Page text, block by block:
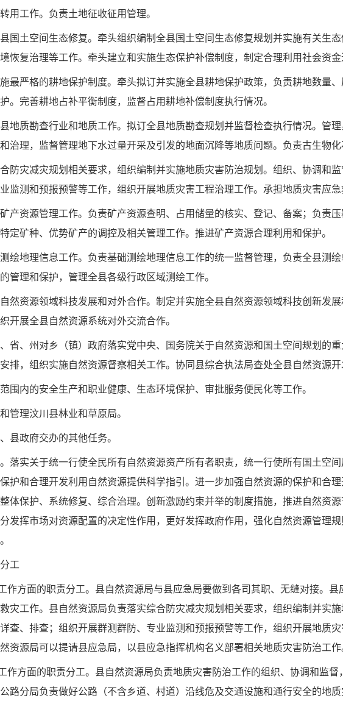
用工作。负责土地征收征用管理。
县国土空间生态修复。牵头组织编制全县国土空间生态修复规划并实施有关生
恢复治理等工作。牵头建立和实施生态保护补偿制度，制定合理利用社会资
施最严格的耕地保护制度。牵头拟订并实施全县耕地保护政策，负责耕地数量
。完善耕地占补平衡制度，监督占用耕地补偿制度执行情况。
县地质勘查行业和地质工作。拟订全县地质勘查规划并监督检查执行情况。管
治理，监督管理地下水过量开采及引发的地面沉降等地质问题。负责古生物化
合防灾减灾规划相关要求，组织编制并实施地质灾害防治规划。组织、协调和
监测和预报预警等工作，组织开展地质灾害工程治理工作。承担地质灾害应急
矿产资源管理工作。负责矿产资源查明、占用储量的核实、登记、备案；负责
定矿种、优势矿产的调控及相关管理工作。推进矿产资源合理利用和保护。
测绘地理信息工作。负责基础测绘地理信息工作的统一监督管理，负责全县测
管理和保护，管理全县各级行政区域测绘工作。
自然资源领域科技发展和对外合作。制定并实施全县自然资源领域科技创新发
开展全县自然资源系统对外交流合作。
、省、州对乡（镇）政府落实党中央、国务院关于自然资源和国土空间规划的
排，组织实施自然资源督察相关工作。协同 县综合执法局查处全县自然资源开
围内的安全生产和职业健康、生态环境保护、 审批服务便民化等工作。
管理汶川县林业和草原局。
、 县政府交办的其他任务。
。落实关于统一行使全民所有自然资源资产所有者职责，统一行使所有国土空
护和合理开发利用自然资源提供科学指引。进一步加强自然资源的保护和合
体保护、系统修复、综合治理。创新激励约束并举的制度措施，推进自然资
发挥市场对资源配置的决定性作用，更好发挥政府作用，强化自然资源管理
工
作方面的职责分工。 县自然资源局与县应急局要做到各司其职、无缝对接。 县
灾工作。 县自然资源局负责落实综合防灾减灾规划相关要求，组织编制并实
查、排查；组织开展群测群防、专业监测和预报预警等工作，组织开展地质
资源局可以提请县应急局，以县应急指挥机构名义部署相关地质灾害 防治工作
作方面的职责分工。县自然资源局负责地质灾害防治工作的组织、协调和监
路分局负责做好公路（不含乡道、村道）沿线危及交通设施和通行安全的地